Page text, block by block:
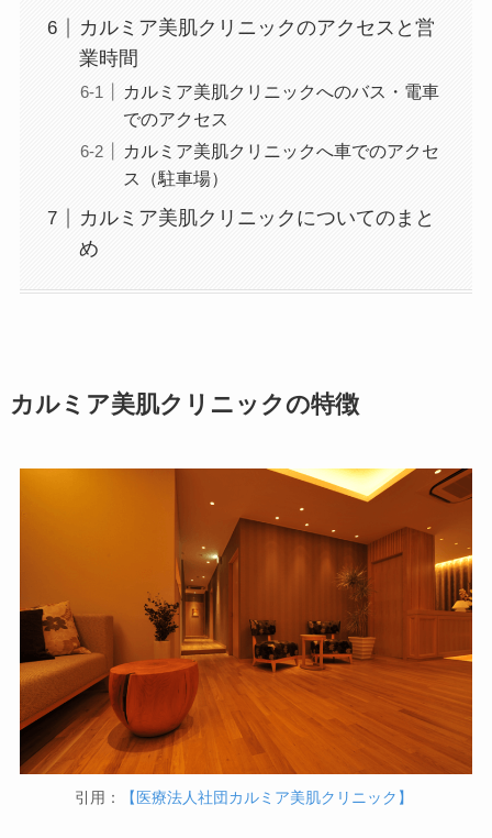
カルミア美肌クリニックのアクセスと営
業時間
カルミア美肌クリニックへのバス・電車
でのアクセス
カルミア美肌クリニックへ車でのアクセ
ス（駐車場）
カルミア美肌クリニックについてのまと
め
カルミア美肌クリニックの特徴
引用： 【医療法人社団カルミア美肌クリニック】